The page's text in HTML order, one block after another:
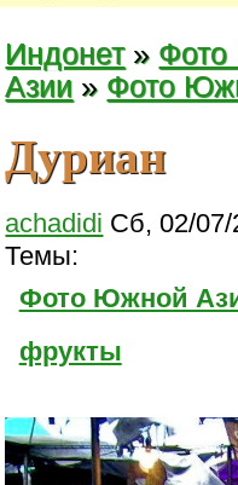
Индонет»
Азии » Фото
Дуриан
achadidi Сб, 02/07/
Темы:
Фото Южной
фрукты